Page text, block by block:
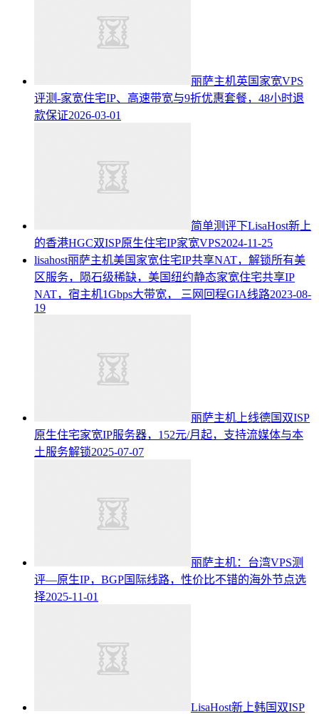
丽萨主机英国家宽VPS
评测-家宽住宅IP、高速带宽与9折优惠套餐，48小时退
款保证2026-03-01
简单测评下LisaHost新上
的香港HGC双ISP原生住宅IP家宽VPS2024-11-25
lisahost丽萨主机美国家宽住宅IP共享NAT，解锁所有美
区服务，陨石级稀缺，美国纽约静态家宽住宅共享IP
NAT，宿主机1Gbps大带宽， 三网回程GIA线路2023-08-
19
丽萨主机上线德国双ISP
原生住宅家宽IP服务器，152元/月起，支持流媒体与本
土服务解锁2025-07-07
丽萨主机：台湾VPS测
评—原生IP，BGP国际线路，性价比不错的海外节点选
择2025-11-01
LisaHost新上韩国双ISP